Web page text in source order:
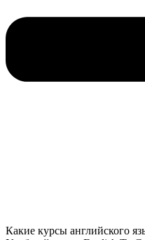
Какие курсы английского